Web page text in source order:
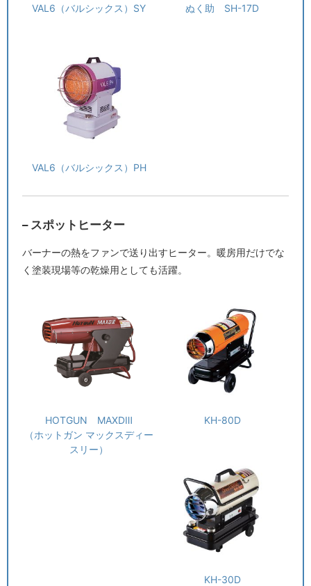
VAL6（バルシックス）SY ぬく助 SH-17D
VAL6（バルシックス）PH
– スポットヒーター
バーナーの熱をファンで送り出すヒーター。暖房用だけでな
く塗装現場等の乾燥用としても活躍。
HOTGUN MAXDⅢ
（ホットガン マックスディー
スリー）
KH-80D
KH-30D